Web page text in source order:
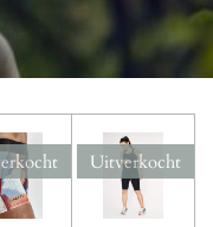
Uitverkocht